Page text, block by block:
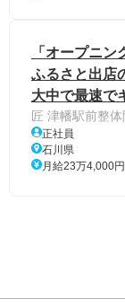
「オープニ
ふるさと出店
大中で最速で
匠 津幡駅前整体
正社員
石川県
月給23万4,000